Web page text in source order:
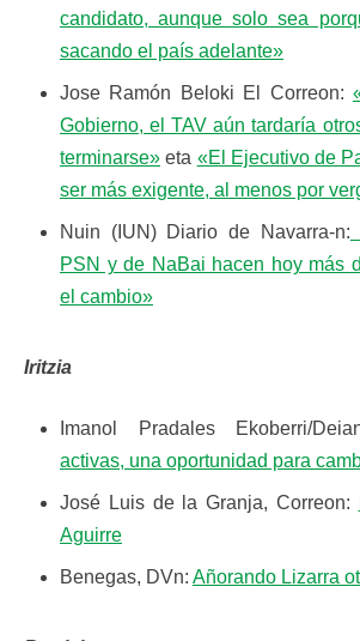
candidato, aunque solo sea
sacando el país adelante»
Jose Ramón Beloki El Correon:
Gobierno, el TAV aún tardaría
terminarse» eta «El Ejecutivo de
ser más exigente, al menos por
Nuin (IUN) Diario de Navarra-n:
PSN y de NaBai hacen hoy más
el cambio»
Iritzia
Imanol Pradales Ekoberri/
activas, una oportunidad para
José Luis de la Granja, Correon:
Aguirre
Benegas, DVn: Añorando Lizarra